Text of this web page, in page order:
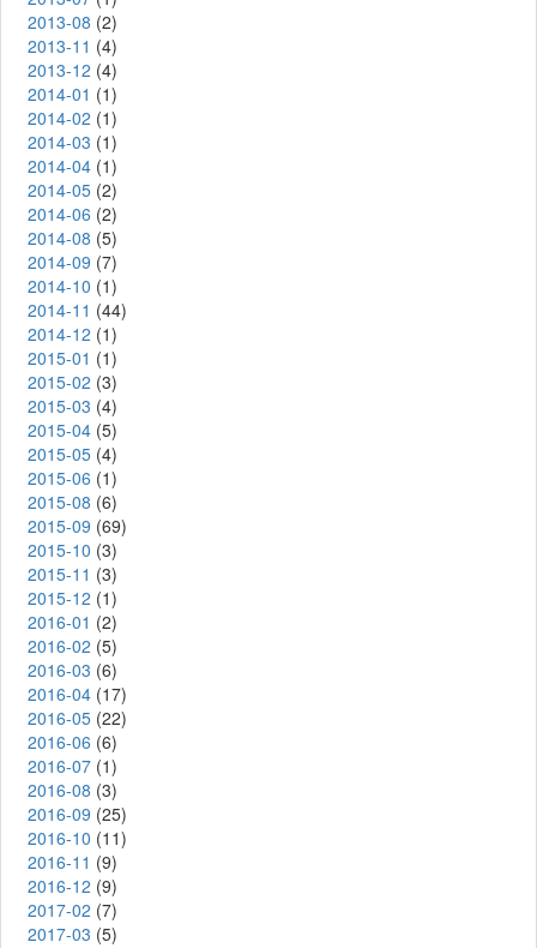
2013-08 (2)
2013-11 (4)
2013-12 (4)
2014-01 (1)
2014-02 (1)
2014-03 (1)
2014-04 (1)
2014-05 (2)
2014-06 (2)
2014-08 (5)
2014-09 (7)
2014-10 (1)
2014-11 (44)
2014-12 (1)
2015-01 (1)
2015-02 (3)
2015-03 (4)
2015-04 (5)
2015-05 (4)
2015-06 (1)
2015-08 (6)
2015-09 (69)
2015-10 (3)
2015-11 (3)
2015-12 (1)
2016-01 (2)
2016-02 (5)
2016-03 (6)
2016-04 (17)
2016-05 (22)
2016-06 (6)
2016-07 (1)
2016-08 (3)
2016-09 (25)
2016-10 (11)
2016-11 (9)
2016-12 (9)
2017-02 (7)
2017-03 (5)